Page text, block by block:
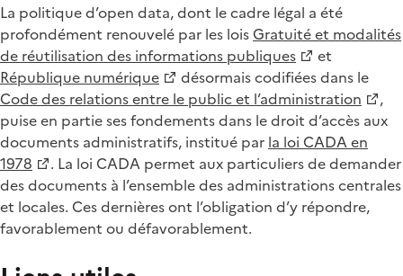
La politique d’open data, dont le cadre légal a été
profondément renouvelé par les loisGratuité et modalités
de réutilisation des informations publiques
et
République numérique
désormais codifiées dans le
Code des relations entre le public et l’administration
,
puise en partie ses fondements dans le droit d’accès aux
documents administratifs, institué par la loi CADA en
1978
. La loi CADA permet aux particuliers de demander
des documents à l’ensemble des administrations centrales
et locales. Ces dernières ont l’obligation d’y répondre,
favorablement ou défavorablement.